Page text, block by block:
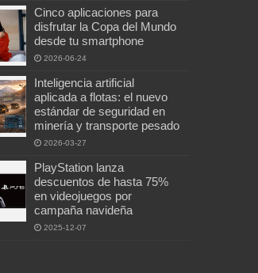
Cinco aplicaciones para
disfrutar la Copa del Mundo
desde tu smartphone
2026-06-24
Inteligencia artificial
aplicada a flotas: el nuevo
estándar de seguridad en
minería y transporte pesado
2026-03-27
PlayStation lanza
descuentos de hasta 75%
en videojuegos por
campaña navideña
2025-12-07